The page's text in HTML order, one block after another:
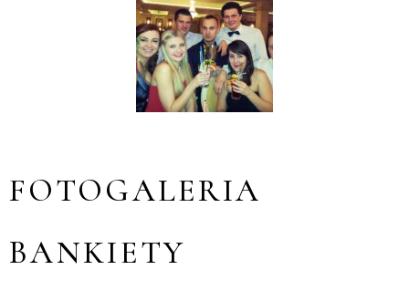
FOTOGALERIA
BANKIETY